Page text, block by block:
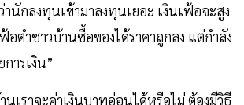
านักลงทุนเข้ามาลงทุนเยอะ เงินเฟ้อจะสูง
ต่ำชาวบ้านซื้อของได้ราคาถูกลง แต่กำลัง
ารเงิน”
เราจะค่าเงินบาทอ่อนได้หรือไม่ ต้องมีวิธี